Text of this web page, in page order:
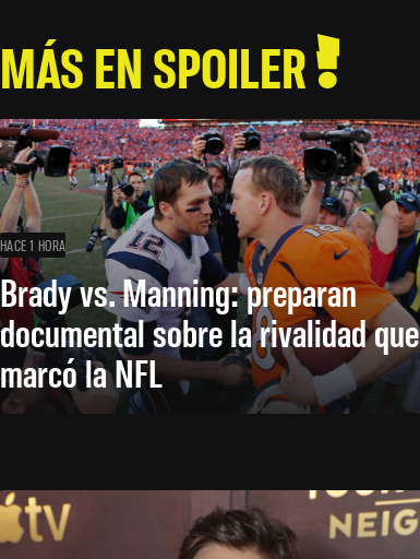
MÁS EN SPOILER
HACE 1 HORA
Brady vs. Manning: preparan
documental sobre la rivalidad que
marcó la NFL